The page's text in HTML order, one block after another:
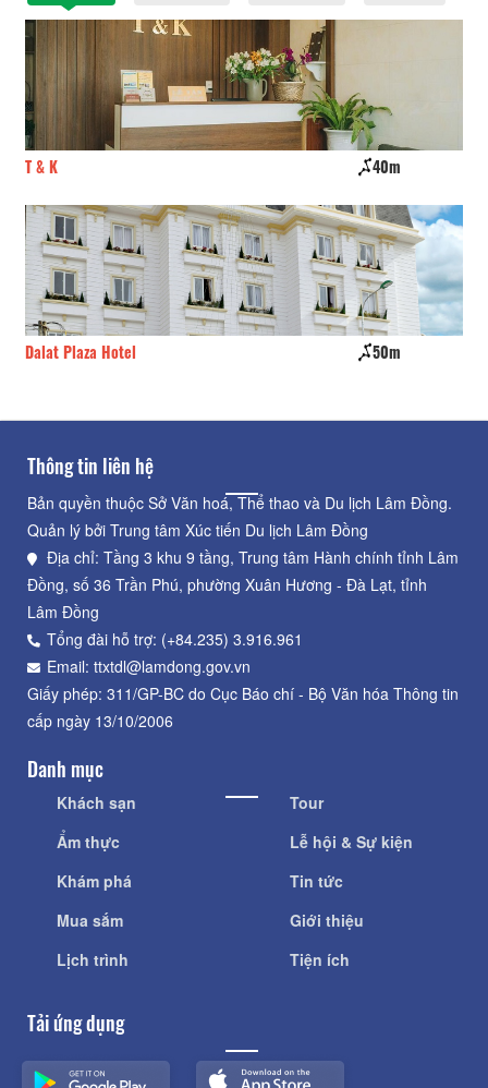
T & K 40m
Dalat Plaza Hotel 50m
Thông tin liên hệ
Bản quyền thuộc Sở Văn hoá, Thể thao và Du lịch Lâm Đồng.
Quản lý bởi Trung tâm Xúc tiến Du lịch Lâm Đồng
Địa chỉ: Tầng 3 khu 9 tầng, Trung tâm Hành chính tỉnh Lâm
Đồng, số 36 Trần Phú, phường Xuân Hương - Đà Lạt, tỉnh
Lâm Đồng
Tổng đài hỗ trợ: (+84.235) 3.916.961
Email: ttxtdl@lamdong.gov.vn
Giấy phép: 311/GP-BC do Cục Báo chí - Bộ Văn hóa Thông tin
cấp ngày 13/10/2006
Danh mục
Khách sạn
Ẩm thực
Khám phá
Mua sắm
Lịch trình
Tour
Lễ hội & Sự kiện
Tin tức
Giới thiệu
Tiện ích
Tải ứng dụng